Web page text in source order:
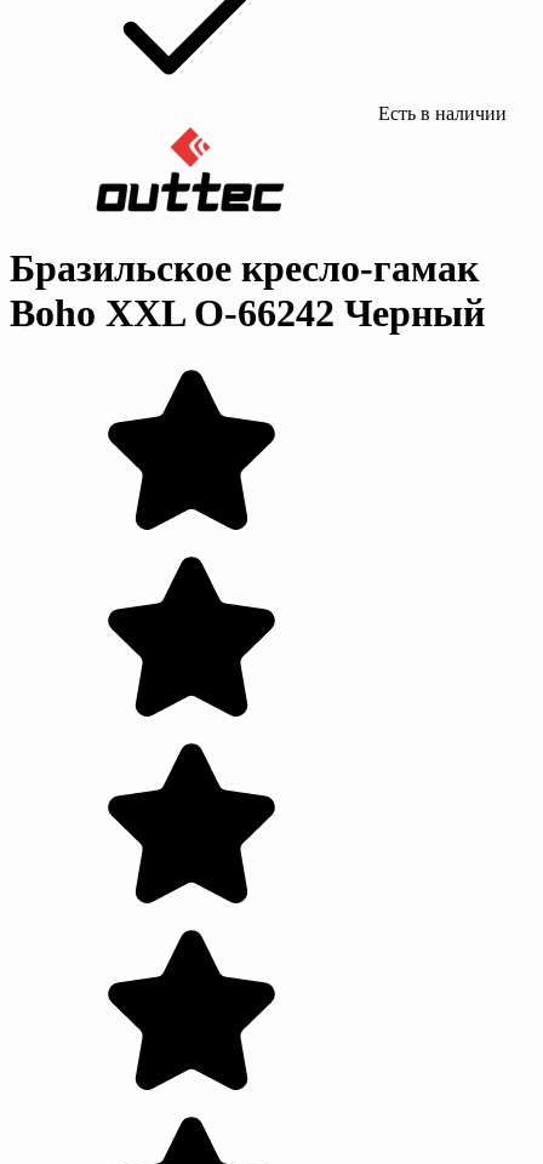
Есть в наличии
Бразильское кресло-гамак
Boho XXL O-66242 Черный